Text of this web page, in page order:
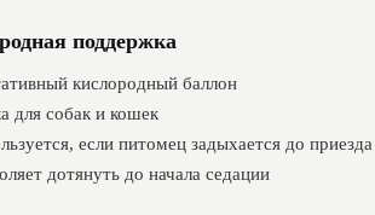
поддержка
кислородный баллон
для собак и кошек
если питомец задыхается до приезда
дотянуть до начала седации